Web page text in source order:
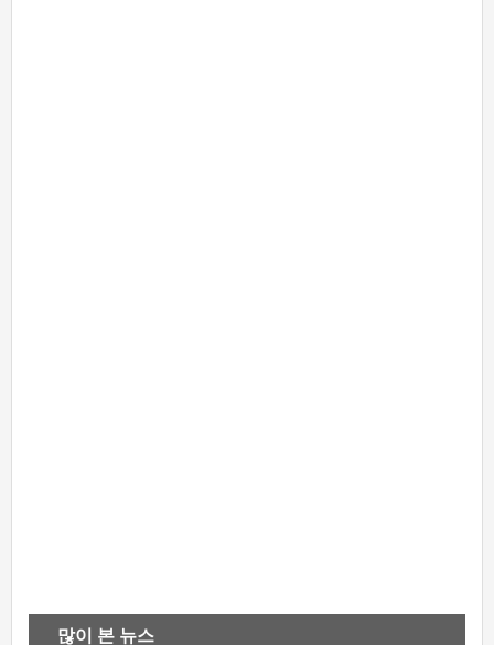
많이 본 뉴스